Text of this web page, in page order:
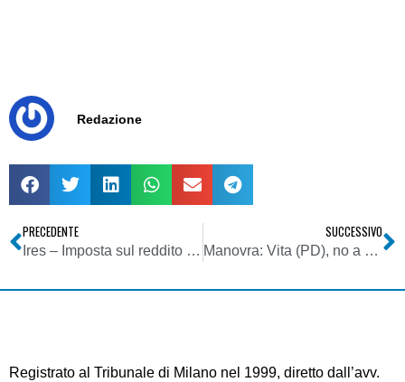
Redazione
PRECEDENTE
Ires – Imposta sul reddito delle società – Trattamento fiscale delle perdite d’impresa
SUCCESSIVO
Manovra: Vita (PD), no a veti su trasformazione beauty contest in asta
Registrato al Tribunale di Milano nel 1999, diretto dall’avv.